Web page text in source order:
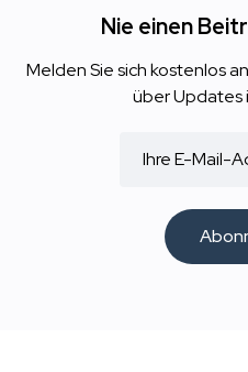
Nie einen
Melden Sie sich kostenlos
über Updates